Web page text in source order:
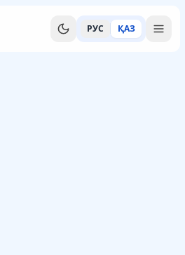
РУС ҚАЗ